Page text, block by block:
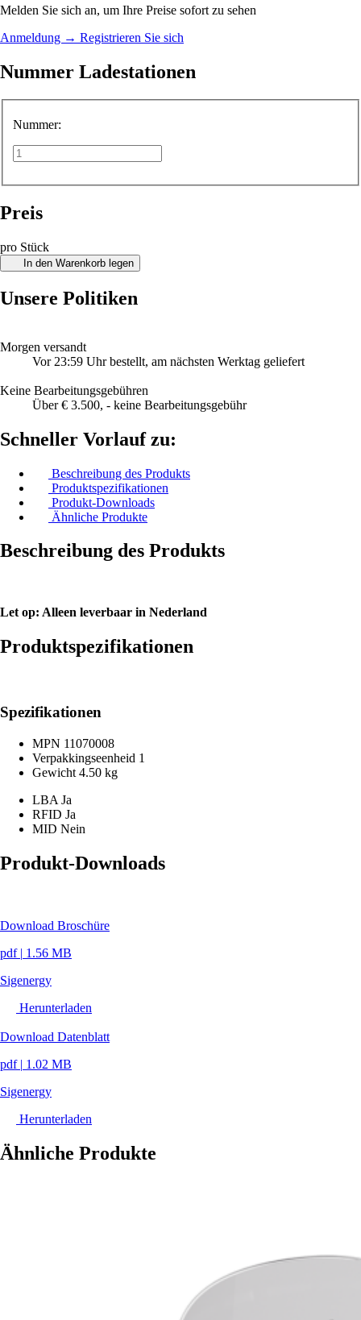
Melden Sie sich an, um Ihre Preise sofort zu sehen
Anmeldung → Registrieren Sie sich
Nummer Ladestationen
Nummer:
Preis
pro Stück
In den Warenkorb legen
Unsere Politiken
Morgen versandt
Vor 23:59 Uhr bestellt, am nächsten Werktag geliefert
Keine Bearbeitungsgebühren
Über € 3.500, - keine Bearbeitungsgebühr
Schneller Vorlauf zu:
Beschreibung des Produkts
Produktspezifikationen
Produkt-Downloads
Ähnliche Produkte
Beschreibung des Produkts
Let op: Alleen leverbaar in Nederland
Produktspezifikationen
Spezifikationen
MPN 11070008
Verpakkingseenheid 1
Gewicht 4.50 kg
LBA Ja
RFID Ja
MID Nein
Produkt-Downloads
Download Broschüre
pdf | 1.56 MB
Sigenergy
Herunterladen
Download Datenblatt
pdf | 1.02 MB
Sigenergy
Herunterladen
Ähnliche Produkte